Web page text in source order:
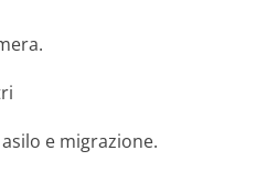
e migrazione.